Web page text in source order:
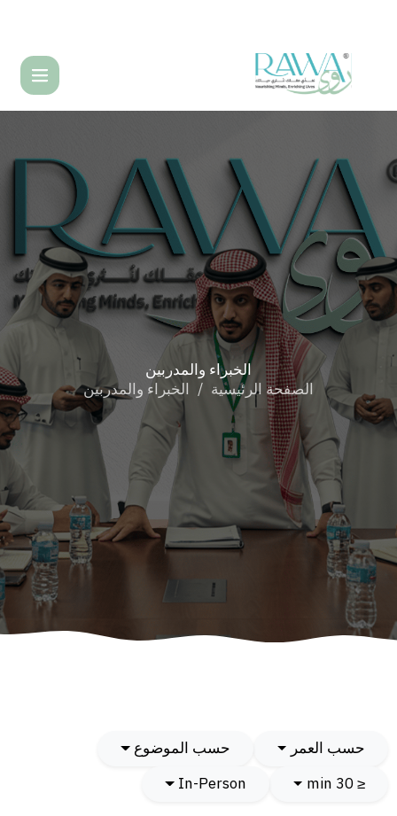
الخبراء والمدربين
الصفحة الرئيسية
الخبراء والمدربين
حسب العمر
حسب الموضوع
≤ 30 min
In-Person